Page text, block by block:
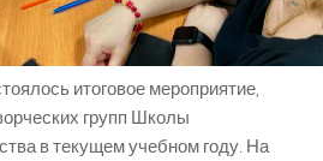
итоговое мероприятие,
групп Школы
в текущем учебном году. На